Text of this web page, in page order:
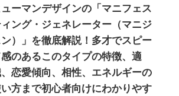
ューマンデザインの「マニフェス
ング・ジェネレーター（マニジ
ン）」を徹底解説！多才でスピー
感のあるこのタイプの特徴、適
恋愛傾向、相性、エネルギーの
方まで初心者向けにわかりやす